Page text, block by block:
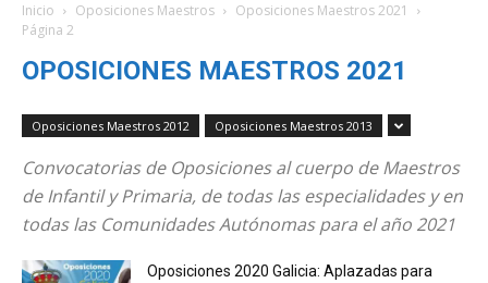
Inicio Oposiciones Maestros
Oposiciones Maestros 2021
Página 2
OPOSICIONES MAESTROS 2021
Oposiciones Maestros 2012 Oposiciones Maestros 2013
Convocatorias de Oposiciones al cuerpo de Maestros
de Infantil y Primaria, de todas las especialidades y en
todas las Comunidades Autónomas para el año 2021
Oposiciones 2020 Galicia: Aplazadas para